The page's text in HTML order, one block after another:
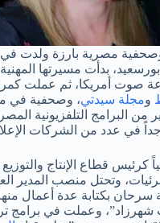
مصرية بارزة ولدت
في بورسعيد، بدأت مسيرتها
صوت أمريكا، ثم عملت
ومجلة سيدتي، وصحفية في
من البرامج التلفزيونية
في عدد من الشركات
كرئيس قطاع الإنتاج
وتحتل منصب المدير
سرحان بكتابة عدة أعمال
وعملت في برامج